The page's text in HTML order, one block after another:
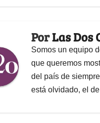
PorLas Dos
Somos un equipo
que queremos
del país de
está olvidado, el